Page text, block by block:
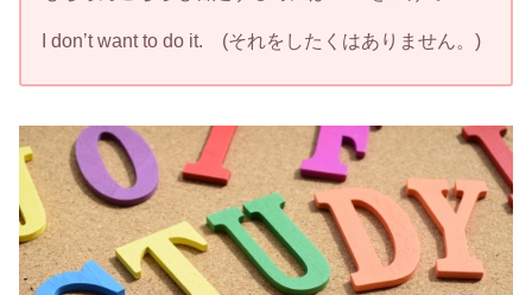
I don’t want to do it. (それをしたくはありません。)